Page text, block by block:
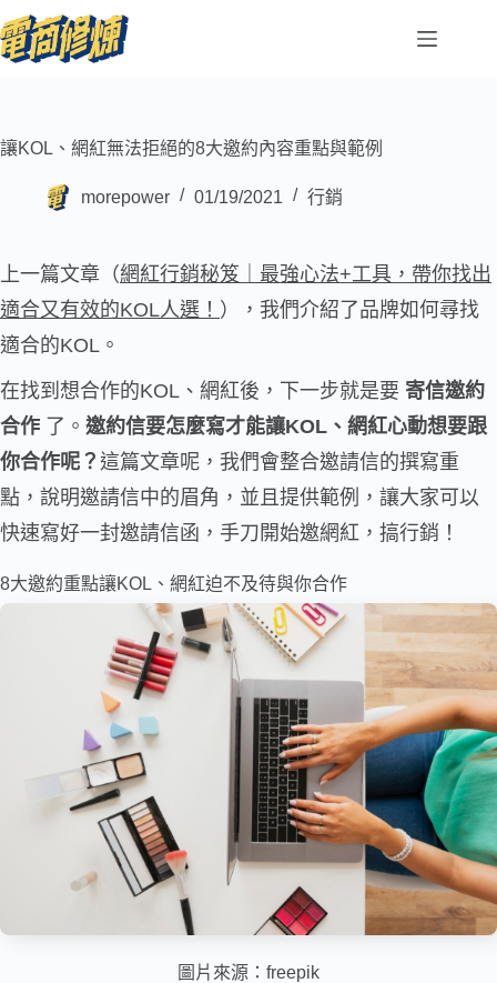
讓KOL、網紅無法拒絕的8大邀約內容重點與範例
morepower 01/19/2021 行銷
上一篇文章（網紅行銷秘笈｜最強心法+工具，帶你找出
適合又有效的KOL人選！ ），我們介紹了品牌如何尋找
適合的KOL。
在找到想合作的KOL、網紅後，下一步就是要 寄信邀約
合作 了。 邀約信要怎麼寫才能讓KOL、網紅心動想要跟
你合作呢？ 這篇文章呢，我們會整合邀請信的撰寫重
點，說明邀請信中的眉角，並且提供範例，讓大家可以
快速寫好一封邀請信函，手刀開始邀網紅，搞行銷！
8大邀約重點讓KOL、網紅迫不及待與你合作
圖片來源： freepik